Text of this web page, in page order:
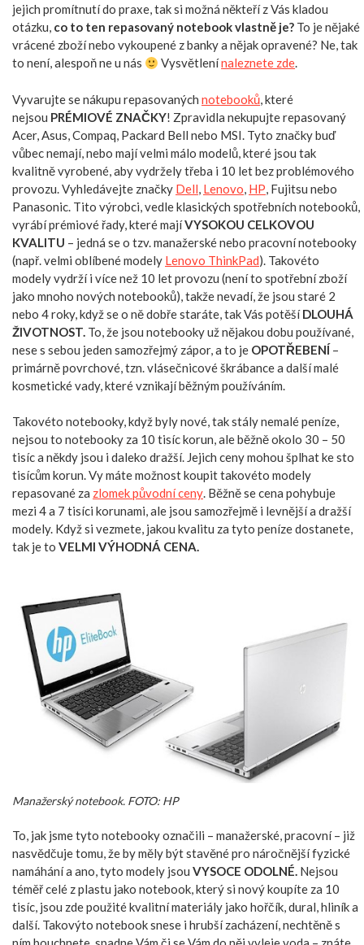
jejich promítnutí do praxe, tak si možná někteří z Vás kladou
otázku, co to ten repasovaný notebook vlastně je? To je nějaké
vrácené zboží nebo vykoupené z banky a nějak opravené? Ne, tak
to není, alespoň ne u nás
Vysvětlenínaleznete zde.
Vyvarujte se nákupu repasovaných notebooků, které
nejsou PRÉMIOVÉ ZNAČKY! Zpravidla nekupujte repasovaný
Acer, Asus, Compaq, Packard Bell nebo MSI. Tyto značky buď
vůbec nemají, nebo mají velmi málo modelů, které jsou tak
kvalitně vyrobené, aby vydržely třeba i 10 let bez problémového
provozu. Vyhledávejte značky Dell, Lenovo, HP, Fujitsu nebo
Panasonic. Tito výrobci, vedle klasických spotřebních notebooků,
vyrábí prémiové řady, které majíVYSOKOU CELKOVOU
KVALITU – jedná se o tzv. manažerské nebo pracovní notebooky
(např. velmi oblíbené modely Lenovo ThinkPad). Takovéto
modely vydrží i více než 10 let provozu (není to spotřební zboží
jako mnoho nových notebooků), takže nevadí, že jsou staré 2
nebo 4 roky, když se o ně dobře staráte, tak Vás potěšíDLOUHÁ
ŽIVOTNOST. To, že jsou notebooky už nějakou dobu používané,
nese s sebou jeden samozřejmý zápor, a to je OPOTŘEBENÍ –
primárně povrchové, tzn. vlásečnicové škrábance a další malé
kosmetické vady, které vznikají běžným používáním.
Takovéto notebooky, když byly nové, tak stály nemalé peníze,
nejsou to notebooky za 10 tisíc korun, ale běžně okolo 30 – 50
tisíc a někdy jsou i daleko dražší. Jejich ceny mohou šplhat ke sto
tisícům korun. Vy máte možnost koupit takovéto modely
repasované za zlomek původní ceny. Běžně se cena pohybuje
mezi 4 a 7 tisíci korunami, ale jsou samozřejmě i levnější a dražší
modely. Když si vezmete, jakou kvalitu za tyto peníze dostanete,
tak je to VELMI VÝHODNÁ CENA.
Manažerský notebook. FOTO: HP
To, jak jsme tyto notebooky označili – manažerské, pracovní – již
nasvědčuje tomu, že by měly být stavěné pro náročnější fyzické
namáhání a ano, tyto modely jsou VYSOCE ODOLNÉ. Nejsou
téměř celé z plastu jako notebook, který si nový koupíte za 10
tisíc, jsou zde použité kvalitní materiály jako hořčík, dural, hliník a
další. Takovýto notebook snese i hrubší zacházení, nechtěně s